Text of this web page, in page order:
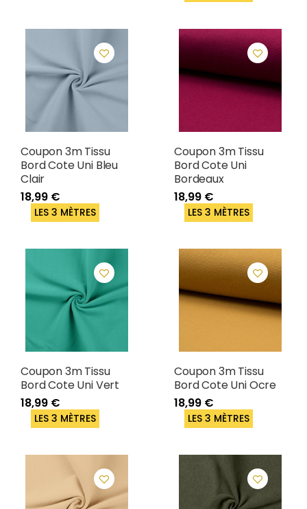
Coupon 3m Tissu
Bord Cote Uni Bleu
Clair
18,99 €
LES 3 MÈTRES
Coupon 3m Tissu
Bord Cote Uni
Bordeaux
18,99 €
LES 3 MÈTRES
Coupon 3m Tissu
Bord Cote Uni Vert
18,99 €
LES 3 MÈTRES
Coupon 3m Tissu
Bord Cote Uni Ocre
18,99 €
LES 3 MÈTRES